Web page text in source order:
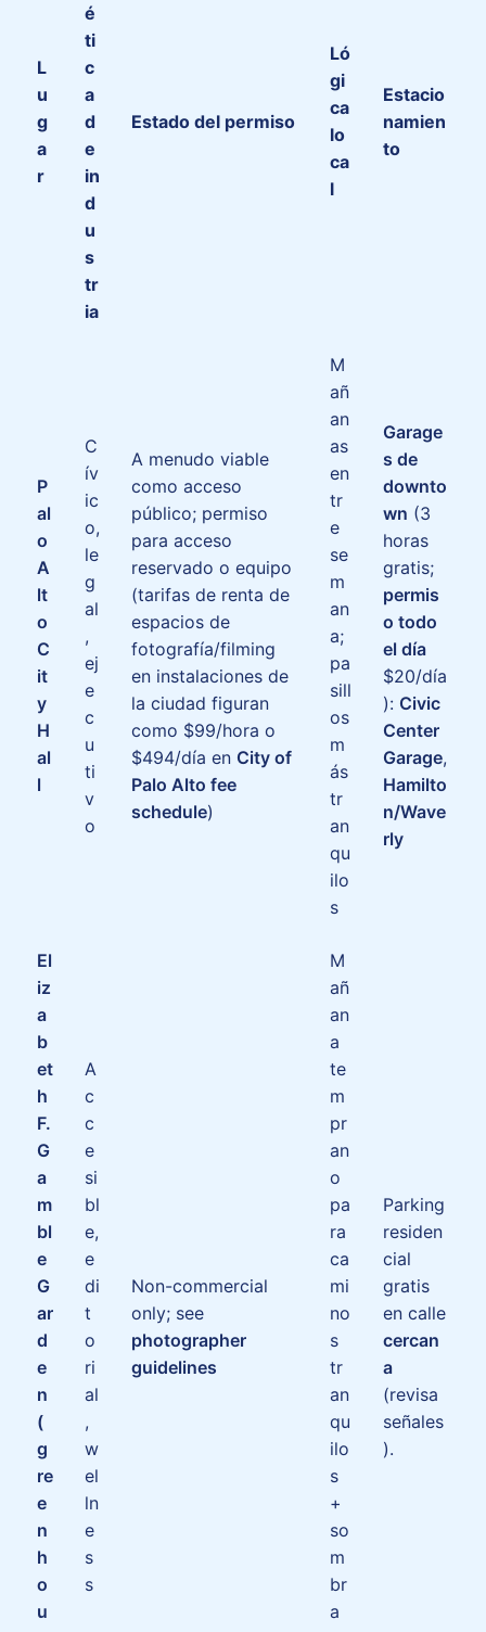
L
u
g
a
r
é
ti
c
a
d
e
in
d
u
s
tr
ia
Estado del permiso
Ló
gi
ca
lo
ca
l
Estacio
namien
to
P
al
o
A
lt
o
C
it
y
H
al
l
C
ív
ic
o,
le
g
al
,
ej
e
c
u
ti
v
o
A menudo viable
como acceso
público; permiso
para acceso
reservado o equipo
(tarifas de renta de
espacios de
fotografía/filming
en instalaciones de
la ciudad figuran
como $99/hora o
$494/día en City of
Palo Alto fee
schedule)
M
añ
an
as
en
tr
e
se
m
an
a;
pa
sill
os
m
ás
tr
an
qu
ilo
s
Garage
s de
downto
wn (3
horas
gratis;
permis
o todo
el día
$20/día
): Civic
Center
Garage,
Hamilto
n/Wave
rly
El
iz
a
b
et
h
F.
G
a
m
bl
e
G
ar
d
e
n
(
g
re
e
n
h
o
u
A
c
c
e
si
bl
e,
e
di
t
o
ri
al
,
w
el
ln
e
s
s
Non-commercial
only; see
photographer
guidelines
M
añ
an
a
te
m
pr
an
o
pa
ra
ca
mi
no
s
tr
an
qu
ilo
s
+
so
m
br
a
Parking
residen
cial
gratis
en calle
cercan
a
(revisa
señales
).